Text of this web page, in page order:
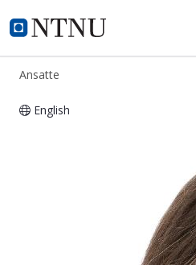
NTNU Hjemmeside
ntnu.no
Ansatte
English